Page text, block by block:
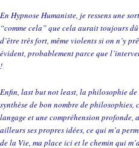
En Hypnose Humaniste, je ressens une
“comme cela” que cela aurait toujours
d’être très fort, même violents si on n’y
évident, probablement parce que
!
Enfin, last but not least, la philosophie
synthèse de bon nombre de philosophies,
langage et une compréhension profonde,
ailleurs ses propres idées, ce qui m’a
de la Vie, ma place ici et le chemin qui